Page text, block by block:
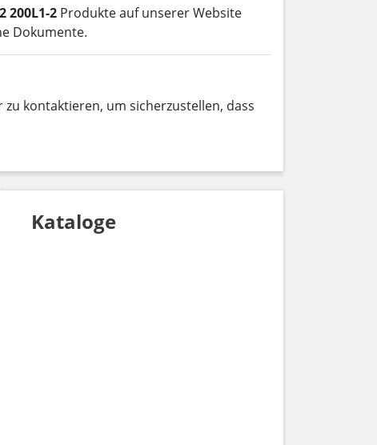
200L1-2 Produkte auf unserer Website
Dokumente.
kontaktieren, um sicherzustellen, dass
Kataloge